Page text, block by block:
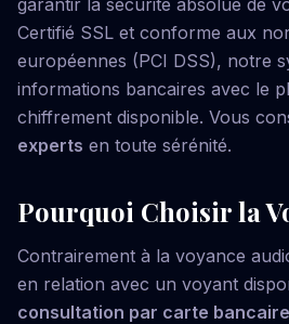
garantir la sécurité absolue de
Certifié SSL et conforme aux
européennes (PCI DSS), notre
informations bancaires avec le
chiffrement disponible. Vous
experts en toute sérénité.
Pourquoi Choisir la
Contrairement à la voyance
en relation avec un voyant
consultation par carte bancaire